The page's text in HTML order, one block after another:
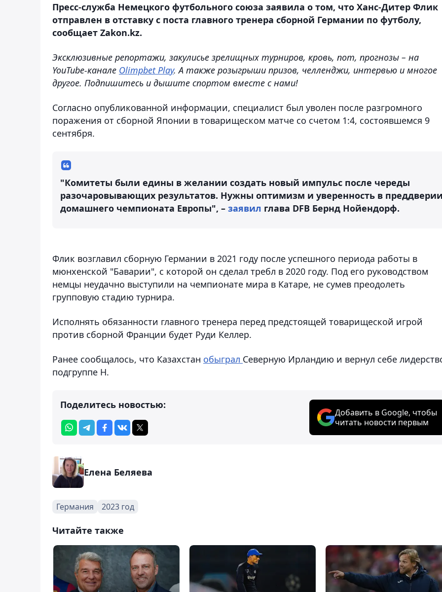
Пресс-служба Немецкого футбольного союза заявила о том, что Ханс-Дитер Флик
отправлен в отставку с поста главного тренера сборной Германии по футболу,
сообщает Zakon.kz.
Эксклюзивные репортажи, закулисье зрелищных турниров, кровь, пот, прогнозы – на
YouTube-канале Olimpbet Play. А также розыгрыши призов, челленджи, интервью и многое
другое. Подпишитесь и дышите спортом вместе с нами!
Согласно опубликованной информации, специалист был уволен после разгромного
поражения от сборной Японии в товарищеском матче со счетом 1:4, состоявшемся 9
сентября.
"Комитеты были едины в желании создать новый импульс после череды
разочаровывающих результатов. Нужны оптимизм и уверенность в
домашнего чемпионата Европы", – заявил глава DFB Бернд Нойендорф.
Флик возглавил сборную Германии в 2021 году после успешного периода работы в
мюнхенской "Баварии", с которой он сделал требл в 2020 году. Под его руководством
немцы неудачно выступили на чемпионате мира в Катаре, не сумев преодолеть
групповую стадию турнира.
Исполнять обязанности главного тренера перед предстоящей товарищеской игрой
против сборной Франции будет Руди Келлер.
Ранее сообщалось, что Казахстан обыграл Северную Ирландию и вернул себе
подгруппе H.
Поделитесь новостью:
Добавить в Google, чтобы
читать новости первым
Елена Беляева
Германия 2023 год
Читайте также